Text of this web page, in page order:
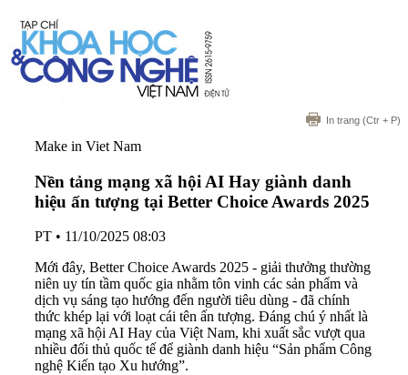
In trang (Ctr + P)
Make in Viet Nam
Nền tảng mạng xã hội AI Hay giành danh
hiệu ấn tượng tại Better Choice Awards 2025
PT • 11/10/2025 08:03
Mới đây, Better Choice Awards 2025 - giải thưởng thường
niên uy tín tầm quốc gia nhằm tôn vinh các sản phẩm và
dịch vụ sáng tạo hướng đến người tiêu dùng - đã chính
thức khép lại với loạt cái tên ấn tượng. Đáng chú ý nhất là
mạng xã hội AI Hay của Việt Nam, khi xuất sắc vượt qua
nhiều đối thủ quốc tế để giành danh hiệu “Sản phẩm Công
nghệ Kiến tạo Xu hướng”.